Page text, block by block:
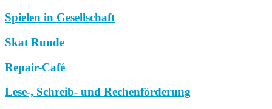
Spielen in Gesellschaft
Skat Runde
Repair-Café
Lese-, Schreib- und Rechenförderung